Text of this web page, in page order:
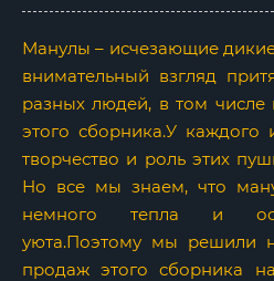
Манулы – исчезающие
внимательный взгляд
разных людей, в том числе
этого сборника.У каждого
творчество и роль этих
Но все мы знаем, что
немного тепла и
уюта.Поэтому мы решили
продаж этого сборника